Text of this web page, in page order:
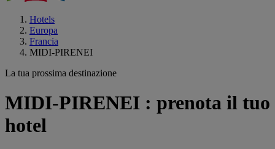
Hotels
Europa
Francia
MIDI-PIRENEI
La tua prossima destinazione
MIDI-PIRENEI : prenota il tuo
hotel